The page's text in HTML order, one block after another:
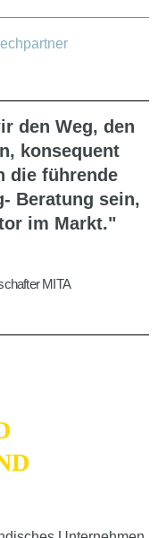
den Weg, den
konsequent
die führende
Beratung sein,
im Markt."
MITA